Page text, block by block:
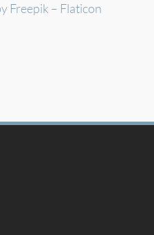
Freepik – Flaticon